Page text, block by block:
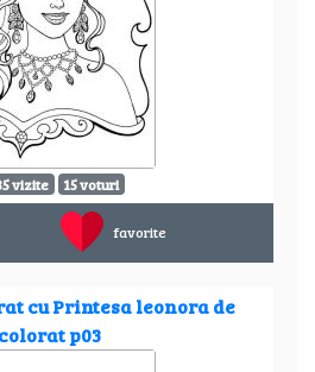
vizite 15 voturi
favorite
cu Printesa leonora de
colorat p03